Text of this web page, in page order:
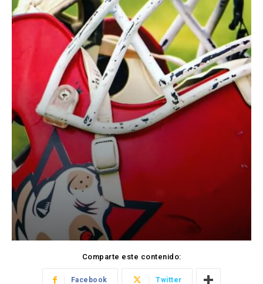
Comparte este contenido:
Facebook Twitter